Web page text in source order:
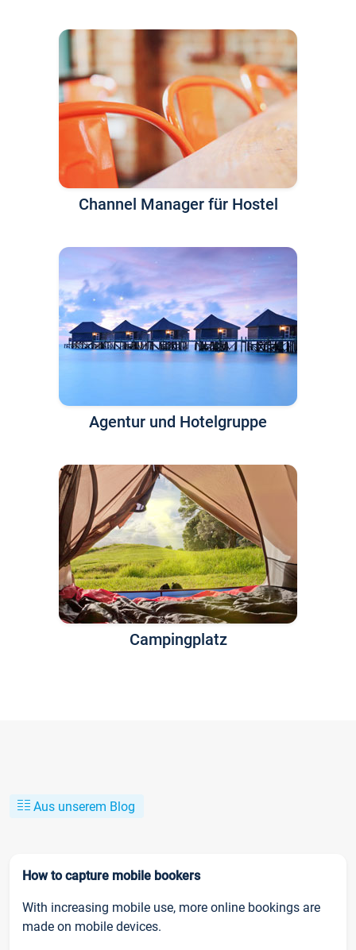
Channel Manager für Hostel
Agentur und Hotelgruppe
Campingplatz
Aus unserem Blog
How to capture mobile bookers
With increasing mobile use, more online bookings are
made on mobile devices.